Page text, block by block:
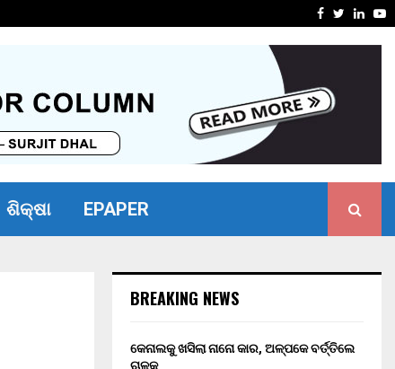
ଭୀମ
Facebook
Twitter
ଶିକ୍ଷା EPAPER
BREAKING NEWS
କେନାଲକୁ ଖସିଲା ନାନୋ କାର, ଅଳ୍ପକେ ବର୍ତ୍ତିଲେ
ଚାଳକ